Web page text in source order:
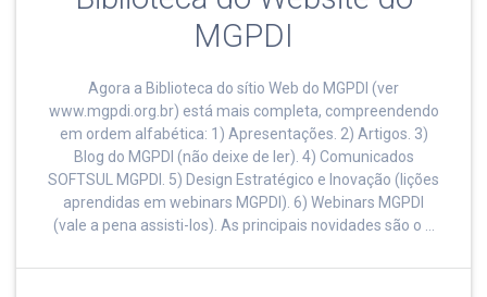
MGPDI
Agora a Biblioteca do sítio Web do MGPDI (ver
www.mgpdi.org.br) está mais completa, compreendendo
em ordem alfabética: 1) Apresentações. 2) Artigos. 3)
Blog do MGPDI (não deixe de ler). 4) Comunicados
SOFTSUL MGPDI. 5) Design Estratégico e Inovação (lições
aprendidas em webinars MGPDI). 6) Webinars MGPDI
(vale a pena assisti-los). As principais novidades são o …